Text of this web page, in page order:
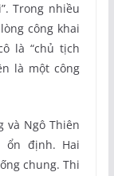
Trong nhiều
công khai
là “chủ tịch
là một công
và Ngô Thiên
ổn định. Hai
chung. Thi